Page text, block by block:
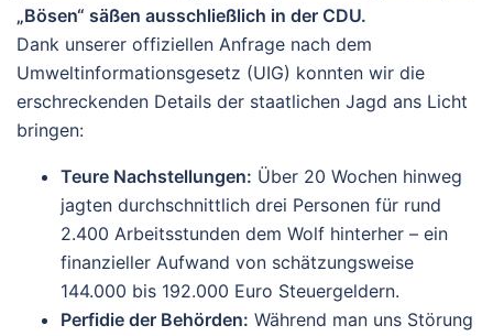
„Bösen“ säßen ausschließlich in der CDU.
Dank unserer offiziellen Anfrage nach dem
Umweltinformationsgesetz (UIG) konnten wir die
erschreckenden Details der staatlichen Jagd ans Licht
bringen:
Teure Nachstellungen: Über 20 Wochen hinweg
jagten durchschnittlich drei Personen für rund
2.400 Arbeitsstunden dem Wolf hinterher – ein
finanzieller Aufwand von schätzungsweise
144.000 bis 192.000 Euro Steuergeldern.
Perfidie der Behörden: Während man uns Störung